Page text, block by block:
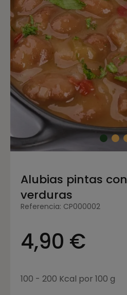
Alubias pintas con
verduras
Referencia: CP000002
4,90 €
100 - 200 Kcal por 100 g